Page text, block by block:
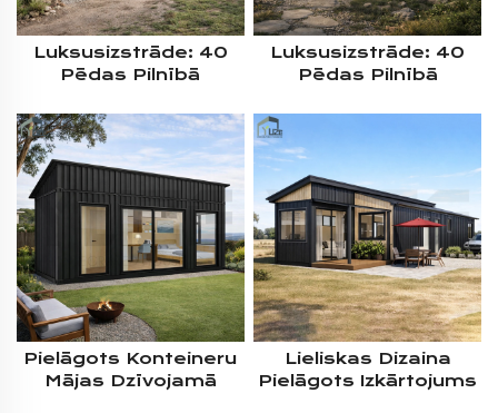
Luksusizstrāde: 40
Pēdas Pilnībā
Gatavota Izolēta
Modulārā Transporta
Konteineru Māja Ar
Slīpu Jumtu
Luksusizstrāde: 40
Pēdas Pilnībā
Konstrukcijas Rūpnīcā
Gatavota Izolēta
Modulārā Transporta
Konteineru Dzīvojamā
Māja Aukstam
Klimatam
Pielāgots Konteineru
Mājas Dzīvojamā
Lieliskas Dizaina
Pielāgots Izkārtojums